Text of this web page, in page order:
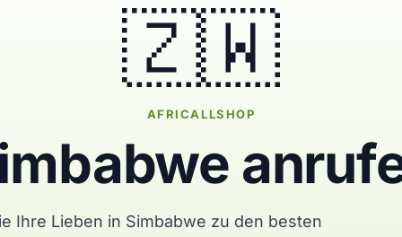
🇿🇼
AFRICALLSHOP
Ihre Lieben in Simbabwe zu den besten